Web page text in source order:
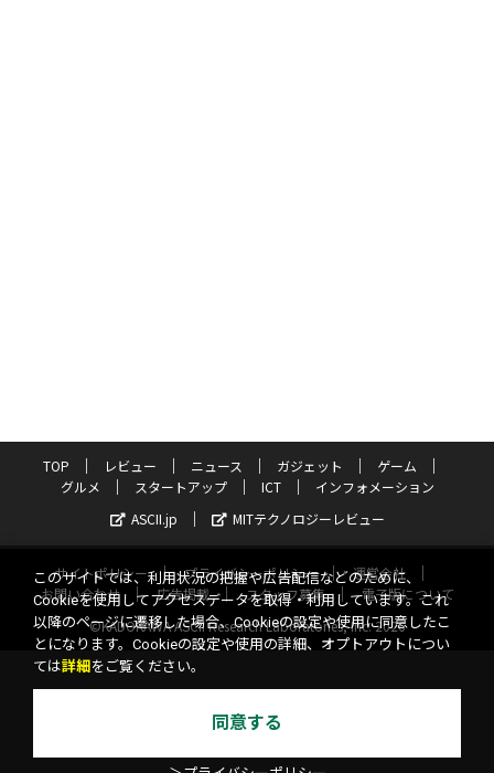
TOP レビュー ニュース ガジェット
ゲーム
グルメ
スタートアップ ICT
インフォメーション
ASCII.jp
MITテクノロジーレビュー
サイトポリシー プライバシーポリシー
運営会社
お問い合わせ
広告掲載 スタッフ募集
電子版について
©KADOKAWA ASCII Research Laboratories, Inc. 2026
このサイトでは、利用状況の把握や広告配信などのために、
Cookieを使用してアクセスデータを取得・利用しています。これ
以降のページに遷移した場合、Cookieの設定や使用に同意したこ
とになります。Cookieの設定や使用の詳細、オプトアウトについ
ては詳細 をご覧ください。
同意する